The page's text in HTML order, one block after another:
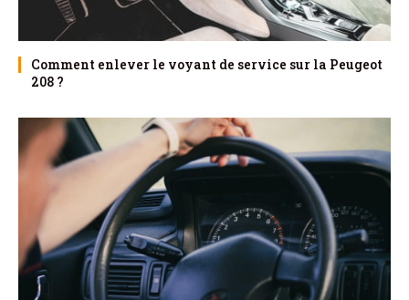
Comment enlever le voyant de service sur la Peugeot
208 ?